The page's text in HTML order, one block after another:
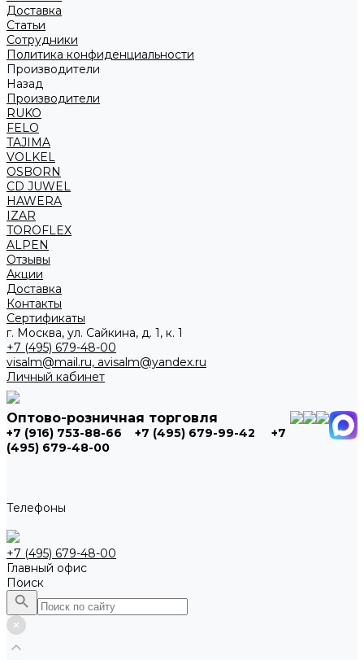
Доставка
Статьи
Сотрудники
Политика конфиденциальности
Производители
Назад
Производители
RUKO
FELO
TAJIMA
VOLKEL
OSBORN
CD JUWEL
HAWERA
IZAR
TOROFLEX
ALPEN
Отзывы
Акции
Доставка
Контакты
Сертификаты
г. Москва, ул. Сайкина, д. 1, к. 1
+7 (495) 679-48-00
visalm@mail.ru, avisalm@yandex.ru
Личный кабинет
Оптово-розничная торговля
+7 (916) 753-88-66 +7 (495) 679-99-42
+7
(495) 679-48-00
Телефоны
+7 (495) 679-48-00
Главный офис
Поиск